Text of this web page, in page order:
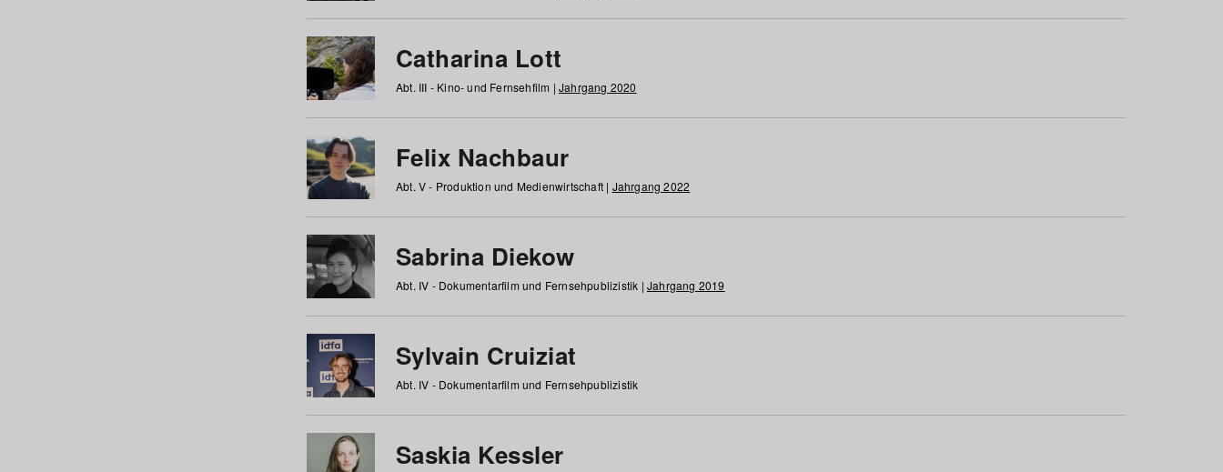
Catharina Lott
Abt. III - Kino- und Fernsehfilm | Jahrgang 2020
Felix Nachbaur
Abt. V - Produktion und Medienwirtschaft | Jahrgang 2022
Sabrina Diekow
Abt. IV - Dokumentarfilm und Fernsehpublizistik | Jahrgang 2019
Sylvain Cruiziat
Abt. IV - Dokumentarfilm und Fernsehpublizistik
Saskia Kessler